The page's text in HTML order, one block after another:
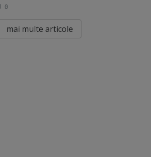
0
mai multe articole